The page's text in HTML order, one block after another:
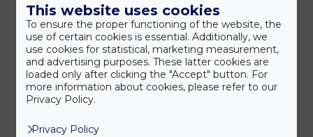
és egészséges, mint a 20-as éveidben. Az öregedés
során a medencefenék izmairól is gondoskodnod kell,
hogy minél erősebbek maradjanak és továbbra is el
tudják...
This website uses cookies
To ensure the proper functioning of the website, the
use of certain cookies is essential. Additionally, we
use cookies for statistical, marketing measurement,
and advertising purposes. These latter cookies are
loaded only after clicking the "Accept" button. For
more information about cookies, please refer to our
Privacy Policy.
Privacy Policy